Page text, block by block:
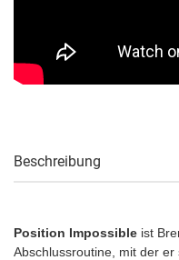
Beschreibung
Position Impossible ist
Abschlussroutine, mit der